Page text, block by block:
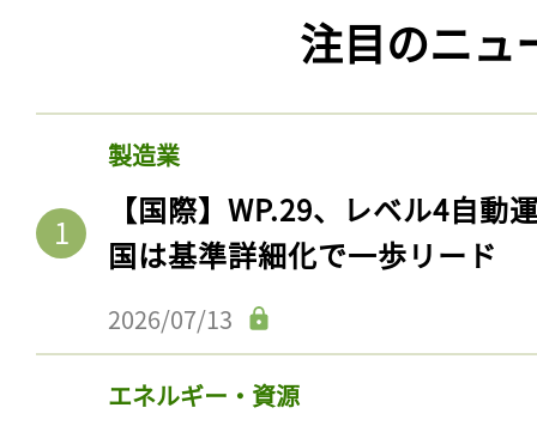
注目のニュ
製造業
【国際】WP.29、レベル4自動
国は基準詳細化で一歩リード
2026/07/13
エネルギー・資源